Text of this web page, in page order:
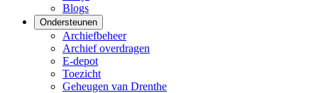
Blogs
Ondersteunen
Archiefbeheer
Archief overdragen
E-depot
Toezicht
Geheugen van Drenthe